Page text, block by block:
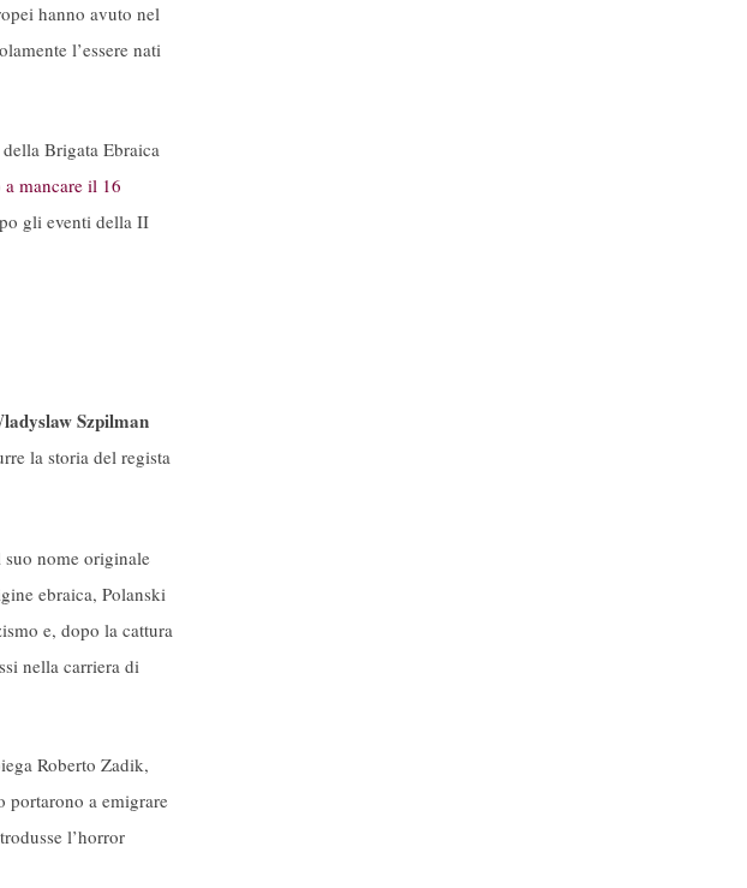
hanno avuto nel
l’essere nati
Brigata Ebraica
a mancare il 16
gli eventi della II
Szpilman
la storia del regista
suo nome originale
ebraica, Polanski
e, dopo la cattura
nella carriera di
Roberto Zadik,
portarono a emigrare
l’horror